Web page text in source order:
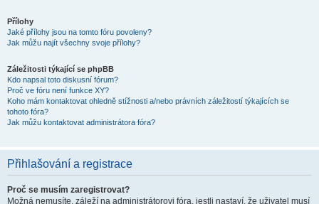
Přílohy
Jaké přílohy jsou na tomto fóru povoleny?
Jak můžu najít všechny svoje přílohy?
Záležitosti týkající se phpBB
Kdo napsal toto diskusní fórum?
Proč ve fóru není funkce XY?
Koho mám kontaktovat ohledně stížnosti a/nebo právních záležitostí týkajících se
tohoto fóra?
Jak můžu kontaktovat administrátora fóra?
Přihlašování a registrace
Proč se musím zaregistrovat?
Možná nemusíte, záleží na administrátorovi fóra, jestli nastaví, že uživatel musí